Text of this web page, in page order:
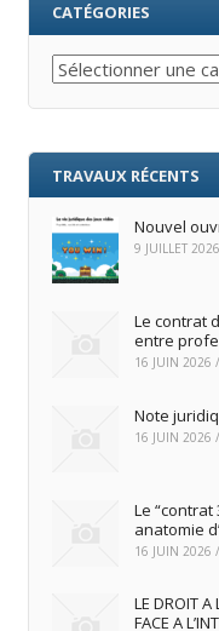
CATÉGORIES
Catégories
TRAVAUX RÉCENTS
Nouvel
9 JUILLET 2026
Le contrat
entre
16 JUIN 2026 /
Note
16 JUIN 2026 /
Le “contrat
anatomie
16 JUIN 2026 /
LE DROIT A
FACE A